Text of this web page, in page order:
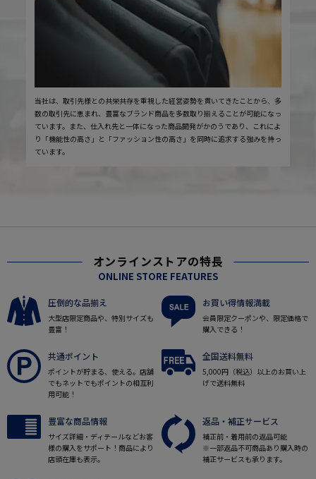
当社は、取引先様との共栄共存を重視した経営姿勢を貫いてきたことから、多
数の取引先に恵まれ、豊富なブランド商品を多数取り揃えることが可能になっ
ています。また、仕入れ先と一体になった商品開発がかのうであり、これによ
り「機能性の高さ」と「ファッション性の高さ」を同時に追求する強みを持っ
ています。
オンラインストアの特長
ONLINE STORE FEATURES
圧倒的な品揃え
大型店限定商品や、特別サイズも
豊富！
お買い得情報満載
会員限定クーポンや、限定価格で
購入できる！
共通ポイント
ポイントが貯まる、使える。店舗
でもネットでもポイントの相互利
用可能！
全国送料無料
5,000円（税込）以上のお買い上
げで送料無料
豊富な商品情報
サイズ詳細・ディテールなどお客
様の購入をサポート！商品により
店頭在庫も表示。
返品・補正サービス
補正前・着用前の返品可能
※一部返品不可商品あり購入時の
補正サービスも承ります。